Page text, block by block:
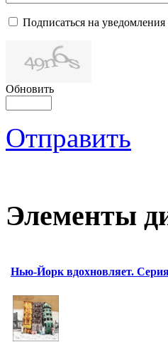
Подписаться на
Обновить
Отправить
Элементы
Нью-Йорк вдохновляет.